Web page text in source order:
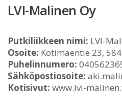
LVI-Malinen Oy
Putkiliikkeen nimi: LVI-
Osoite: Kotimäentie 23,
Puhelinnumero:
Sähköpostiosoite:
Kotisivut: www.lvi-